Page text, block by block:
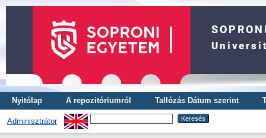
Nyitólap A repozitóriumról Tallózás Dátum szerint
Adminisztrátor